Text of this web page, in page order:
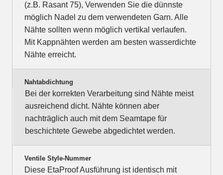
(z.B. Rasant 75), Verwenden Sie die dünnste
möglich Nadel zu dem verwendeten Garn. Alle
Nähte sollten wenn möglich vertikal verlaufen.
Mit Kappnähten werden am besten wasserdichte
Nähte erreicht.
Nahtabdichtung
Bei der korrekten Verarbeitung sind Nähte meist
ausreichend dicht. Nähte können aber
nachträglich auch mit dem Seamtape für
beschichtete Gewebe abgedichtet werden.
Ventile Style-Nummer
Diese EtaProof Ausführung ist identisch mit